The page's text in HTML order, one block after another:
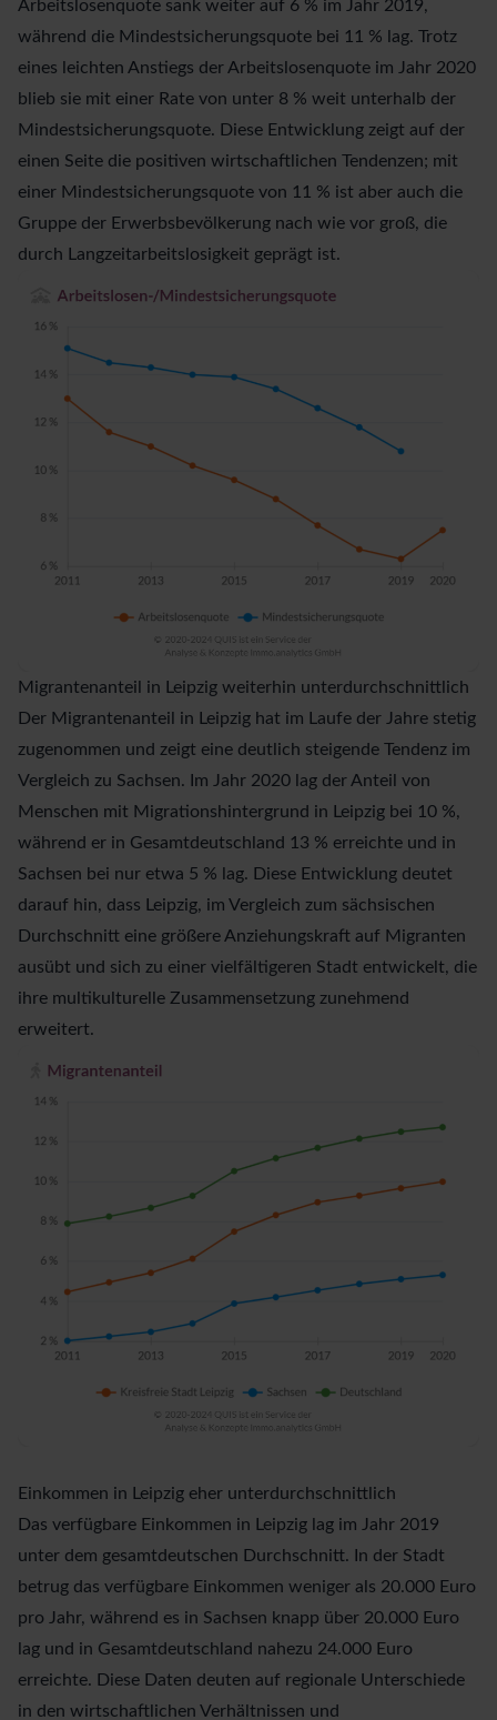
Arbeitslosenquote sank weiter auf 6 % im Jahr 2019,
während die Mindestsicherungsquote bei 11 % lag. Trotz
eines leichten Anstiegs der Arbeitslosenquote im Jahr 2020
blieb sie mit einer Rate von unter 8 % weit unterhalb der
Mindestsicherungsquote. Diese Entwicklung zeigt auf der
einen Seite die positiven wirtschaftlichen Tendenzen; mit
einer Mindestsicherungsquote von 11 % ist aber auch die
Gruppe der Erwerbsbevölkerung nach wie vor groß, die
durch Langzeitarbeitslosigkeit geprägt ist.
Migrantenanteil in Leipzig weiterhin unterdurchschnittlich
Der Migrantenanteil in Leipzig hat im Laufe der Jahre stetig
zugenommen und zeigt eine deutlich steigende Tendenz im
Vergleich zu Sachsen. Im Jahr 2020 lag der Anteil von
Menschen mit Migrationshintergrund in Leipzig bei 10 %,
während er in Gesamtdeutschland 13 % erreichte und in
Sachsen bei nur etwa 5 % lag. Diese Entwicklung deutet
darauf hin, dass Leipzig, im Vergleich zum sächsischen
Durchschnitt eine größere Anziehungskraft auf Migranten
ausübt und sich zu einer vielfältigeren Stadt entwickelt, die
ihre multikulturelle Zusammensetzung zunehmend
erweitert.
Einkommen in Leipzig eher unterdurchschnittlich
Das verfügbare Einkommen in Leipzig lag im Jahr 2019
unter dem gesamtdeutschen Durchschnitt. In der Stadt
betrug das verfügbare Einkommen weniger als 20.000 Euro
pro Jahr, während es in Sachsen knapp über 20.000 Euro
lag und in Gesamtdeutschland nahezu 24.000 Euro
erreichte. Diese Daten deuten auf regionale Unterschiede
in den wirtschaftlichen Verhältnissen und